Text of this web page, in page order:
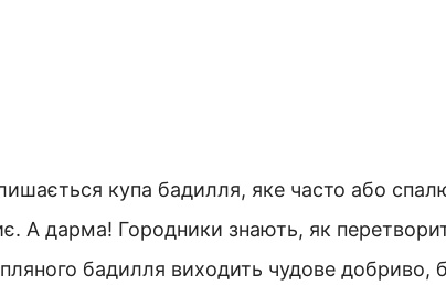
купа бадилля, яке часто або
А дарма! Городники знають, як
бадилля виходить чудове добриво,